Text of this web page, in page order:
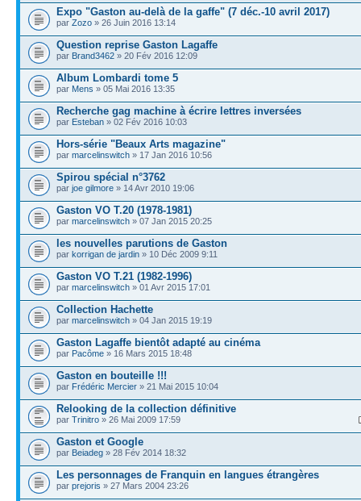
Expo "Gaston au-delà de la gaffe" (7 déc.-10 avril 2017)
par Zozo » 26 Juin 2016 13:14
Question reprise Gaston Lagaffe
par Brand3462 » 20 Fév 2016 12:09
Album Lombardi tome 5
par Mens » 05 Mai 2016 13:35
Recherche gag machine à écrire lettres inversées
par Esteban » 02 Fév 2016 10:03
Hors-série "Beaux Arts magazine"
par marcelinswitch » 17 Jan 2016 10:56
Spirou spécial n°3762
par joe gilmore » 14 Avr 2010 19:06
Gaston VO T.20 (1978-1981)
par marcelinswitch » 07 Jan 2015 20:25
les nouvelles parutions de Gaston
par korrigan de jardin » 10 Déc 2009 9:11
Gaston VO T.21 (1982-1996)
par marcelinswitch » 01 Avr 2015 17:01
Collection Hachette
par marcelinswitch » 04 Jan 2015 19:19
Gaston Lagaffe bientôt adapté au cinéma
par Pacôme » 16 Mars 2015 18:48
Gaston en bouteille !!!
par Frédéric Mercier » 21 Mai 2015 10:04
Relooking de la collection définitive
par Trinitro » 26 Mai 2009 17:59
Gaston et Google
par Beiadeg » 28 Fév 2014 18:32
Les personnages de Franquin en langues étrangères
par prejoris » 27 Mars 2004 23:26